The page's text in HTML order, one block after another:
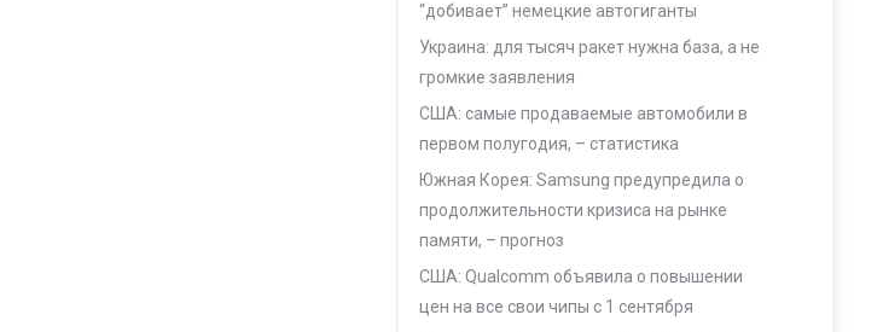
“добивает” немецкие автогиганты
Украина: для тысяч ракет нужна база, а не
громкие заявления
США: самые продаваемые автомобили в
первом полугодия, – статистика
Южная Корея: Samsung предупредила о
продолжительности кризиса на рынке
памяти, – прогноз
США: Qualcomm объявила о повышении
цен на все свои чипы с 1 сентября